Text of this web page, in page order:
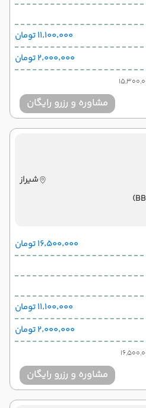
۱۱٬۱۰۰٬۰۰۰ تومان
۲٬۰۰۰٬۰۰۰ تومان
مشاوره و رزرو رایگان
شیراز
۱۶٬۵۰۰٬۰۰۰ تومان
۱۱٬۱۰۰٬۰۰۰ تومان
۲٬۰۰۰٬۰۰۰ تومان
مشاوره و رزرو رایگان